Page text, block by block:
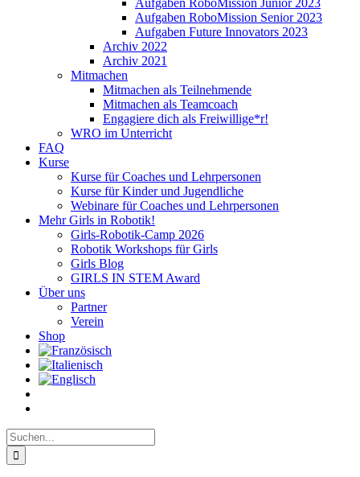
Aufgaben RoboMission Junior 2023
Aufgaben RoboMission Senior 2023
Aufgaben Future Innovators 2023
Archiv 2022
Archiv 2021
Mitmachen
Mitmachen als Teilnehmende
Mitmachen als Teamcoach
Engagiere dich als Freiwillige*r!
WRO im Unterricht
FAQ
Kurse
Kurse für Coaches und Lehrpersonen
Kurse für Kinder und Jugendliche
Webinare für Coaches und Lehrpersonen
Mehr Girls in Robotik!
Girls-Robotik-Camp 2026
Robotik Workshops für Girls
Girls Blog
GIRLS IN STEM Award
Über uns
Partner
Verein
Shop
Suche
nach: